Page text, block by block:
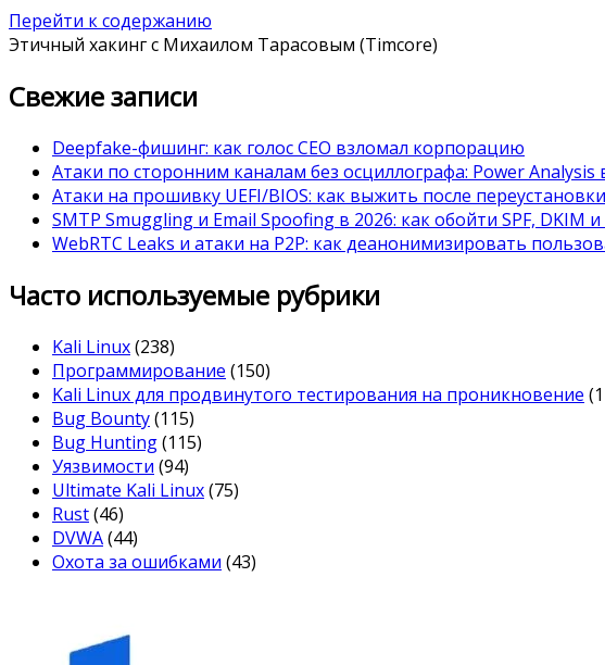
Перейти к содержанию
Этичный хакинг с Михаилом Тарасовым (Timcore)
Свежие записи
Deepfake-фишинг: как голос CEO взломал корпорацию
Атаки по сторонним каналам без осциллографа: Power Analysis
Атаки на прошивку UEFI/BIOS: как выжить после
SMTP Smuggling и Email Spoofing в 2026: как обойти SPF, DKIM и
WebRTC Leaks и атаки на P2P: как деанонимизировать
Часто используемые рубрики
Kali Linux(238)
Программирование (150)
Kali Linux для продвинутого тестирования на проникновение
Bug Bounty(115)
Bug Hunting(115)
Уязвимости (94)
Ultimate Kali Linux(75)
Rust(46)
DVWA(44)
Охота за ошибками (43)